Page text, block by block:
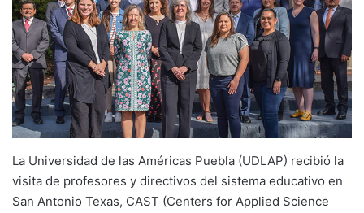
La Universidad de las Américas Puebla (UDLAP) recibió la
visita de profesores y directivos del sistema educativo en
San Antonio Texas, CAST (Centers for Applied Science